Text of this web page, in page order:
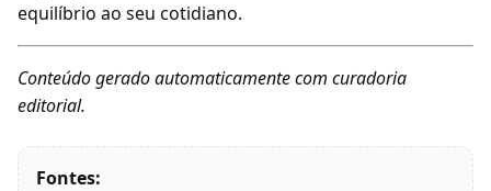
equilíbrio ao seu cotidiano.
Conteúdo gerado automaticamente com curadoria
editorial.
Fontes: